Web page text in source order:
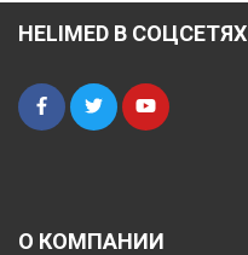
HELIMED В СОЦСЕТЯХ
О КОМПАНИИ